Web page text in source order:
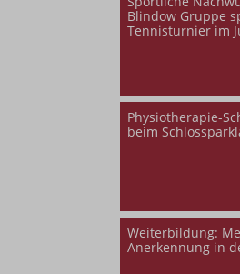
Blindow Gruppe
Tennisturnier im
Physiotherapie-
beim
Weiterbildung:
Anerkennung in